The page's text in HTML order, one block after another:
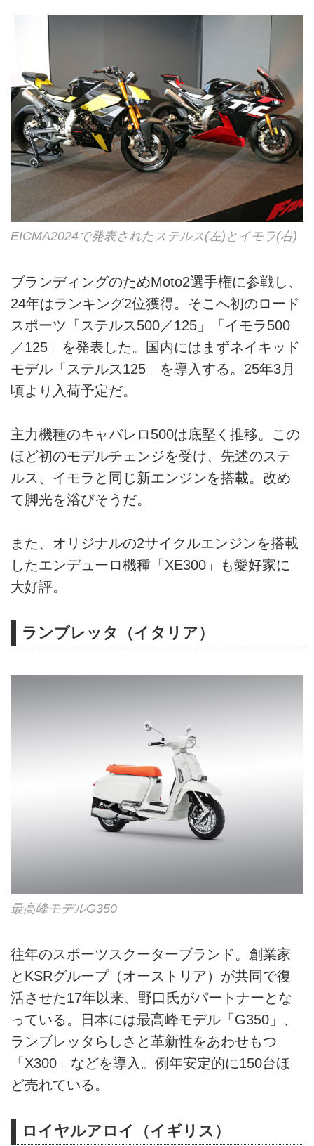
EICMA2024で発表されたステルス(左)とイモラ(右)
ブランディングのためMoto2選手権に参戦し、
24年はランキング2位獲得。そこへ初のロード
スポーツ「ステルス500／125」「イモラ500
／125」を発表した。国内にはまずネイキッド
モデル「ステルス125」を導入する。25年3月
頃より入荷予定だ。
主力機種のキャバレロ500は底堅く推移。この
ほど初のモデルチェンジを受け、先述のステ
ルス、イモラと同じ新エンジンを搭載。改め
て脚光を浴びそうだ。
また、オリジナルの2サイクルエンジンを搭載
したエンデューロ機種「XE300」も愛好家に
大好評。
ランブレッタ（イタリア）
最高峰モデルG350
往年のスポーツスクーターブランド。創業家
とKSRグループ（オーストリア）が共同で復
活させた17年以来、野口氏がパートナーとな
っている。日本には最高峰モデル「G350」、
ランブレッタらしさと革新性をあわせもつ
「X300」などを導入。例年安定的に150台ほ
ど売れている。
ロイヤルアロイ（イギリス）